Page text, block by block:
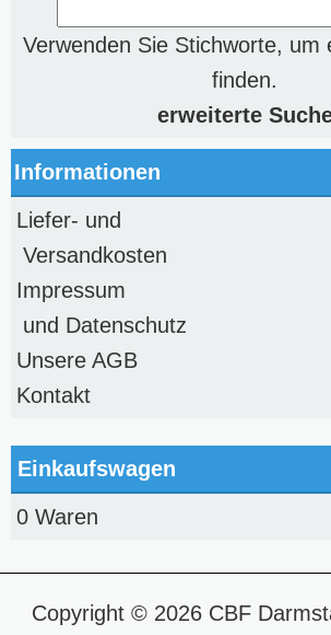
Verwenden Sie Stichworte, um
finden.
erweiterte
Informationen
Liefer- und
Versandkosten
Impressum
und Datenschutz
Unsere AGB
Kontakt
Einkaufswagen
0 Waren
Copyright © 2026 CBF